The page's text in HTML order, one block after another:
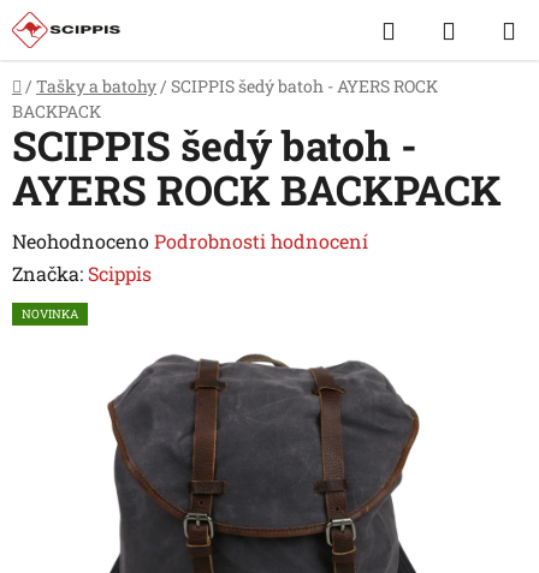
Přejít
na
obsah
Hledat
KOŠÍK
Domů
/ Tašky a batohy / SCIPPIS šedý batoh - AYERS ROCK
BACKPACK
SCIPPIS šedý batoh -
AYERS ROCK BACKPACK
Průměrné
hodnocení
produktu
NeohodnocenoPodrobnosti hodnocení
Značka: Scippis
NOVINKA